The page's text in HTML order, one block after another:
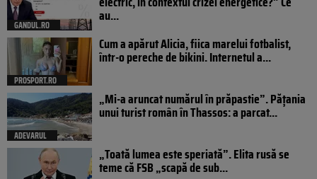
GANDUL.RO au...
PROSPORT.RO
Cum a apărut Alicia, fiica marelui fotbalist,
într-o pereche de bikini. Internetul a...
ADEVARUL
„Mi-a aruncat numărul în prăpastie”. Pățania
unui turist român în Thassos: a parcat...
„Toată lumea este speriată”. Elita rusă se
teme că FSB „scapă de sub...